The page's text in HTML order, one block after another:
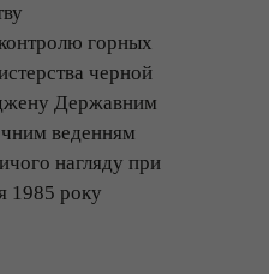
горных
черной
Державним
веденням
нагляду при
1985 року